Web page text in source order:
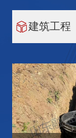
建筑工程